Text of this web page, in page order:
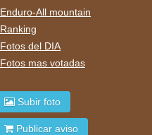
Enduro-All mountain
Ranking
Fotos del DIA
Fotos mas votadas
Subir foto
Publicar aviso